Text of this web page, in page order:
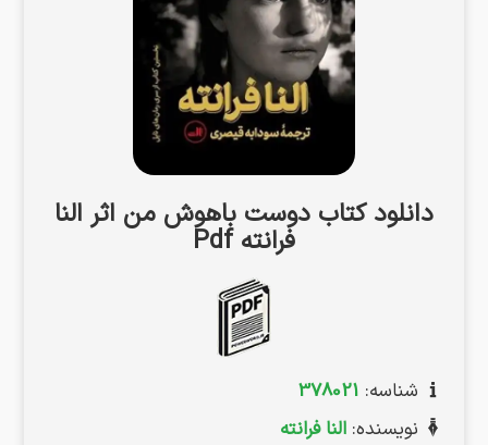
دانلود کتاب دوست باهوش من اثر النا
فرانته Pdf
شناسه: 378021
نویسنده:النا فرانته